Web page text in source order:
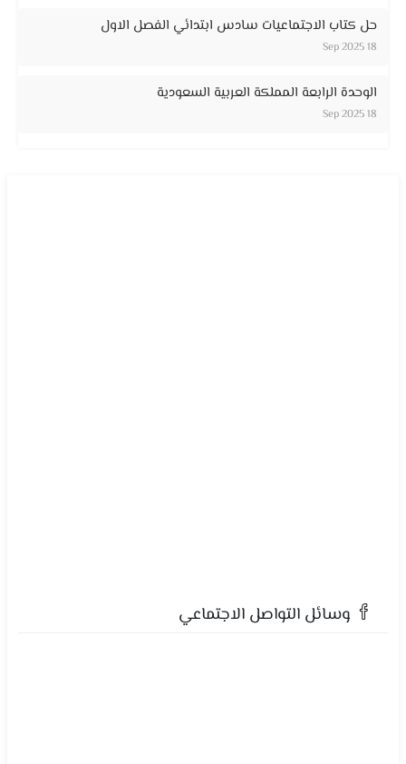
حل كتاب الاجتماعيات سادس ابتدائي الفصل الاول
18 Sep 2025
الوحدة الرابعة المملكة العربية السعودية
18 Sep 2025
وسائل التواصل الاجتماعي